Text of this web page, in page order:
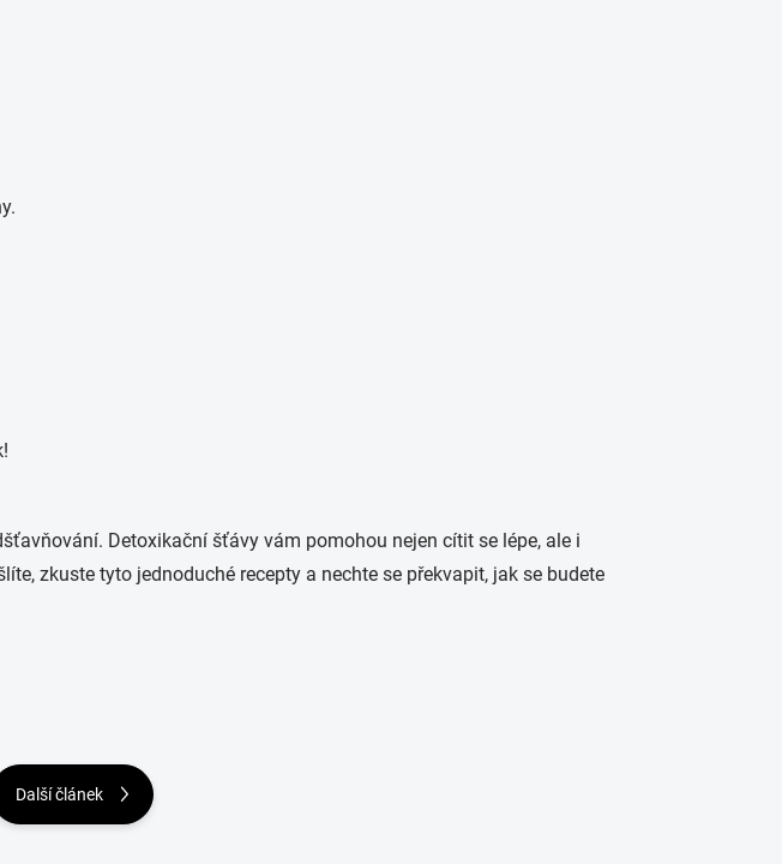
Detoxikační šťávy vám pomohou nejen cítit se lépe, ale i
zkuste tyto jednoduché recepty a nechte se překvapit, jak se budete
Další článek